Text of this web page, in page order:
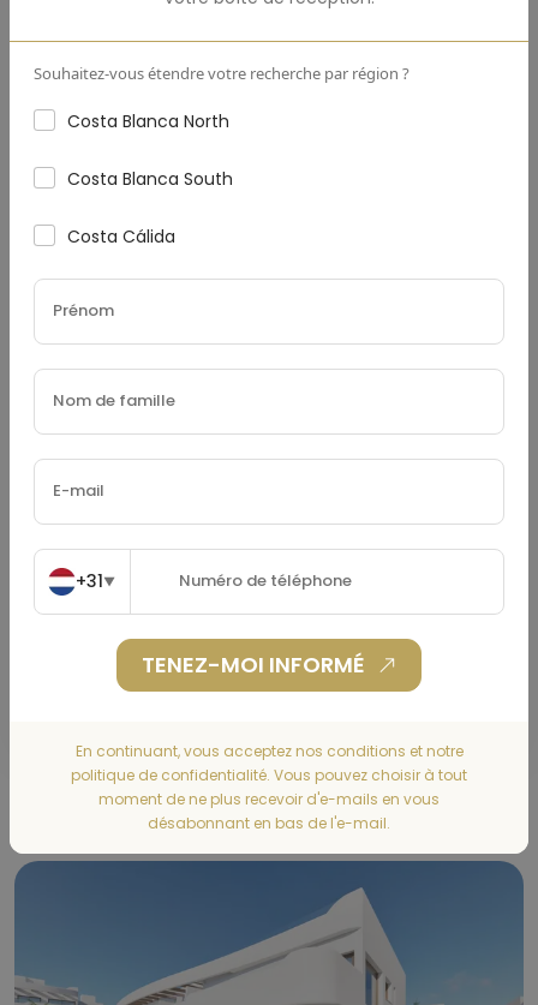
Souhaitez-vous étendre votre recherche par région ?
Costa Blanca North
Costa Blanca South
Costa Cálida
+31▼
TENEZ-MOI INFORMÉ
En continuant, vous acceptez nos conditions et notre
politique de confidentialité. Vous pouvez choisir à tout
moment de ne plus recevoir d'e-mails en vous
désabonnant en bas de l'e-mail.
Taux D'Intérêt (%)
Durée Du Prêt (Années)
Assurance Habitation(€)
CALCULER
Gallery